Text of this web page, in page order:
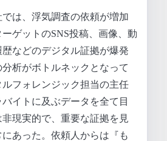
は、浮気調査の依頼が増加
ゲットのSNS投稿、画像、動
などのデジタル証拠が爆発
析がボトルネックとなって
フォレンジック担当の主任
イトに及ぶデータを全て目
現実的で、重要な証拠を見
あった。依頼人からは『も